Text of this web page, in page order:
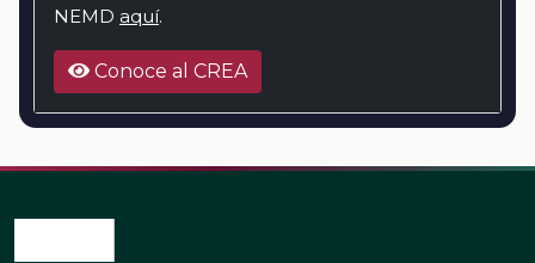
NEMD aquí.
Conoce al CREA